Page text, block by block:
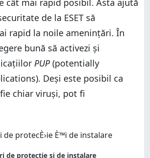
cât mai rapid posibil. Asta ajută
de la ESET să
rapid la noile amenințări. În
bună să activezi și
PUP(potentially
Deși este posibil ca
chiar viruși, pot fi